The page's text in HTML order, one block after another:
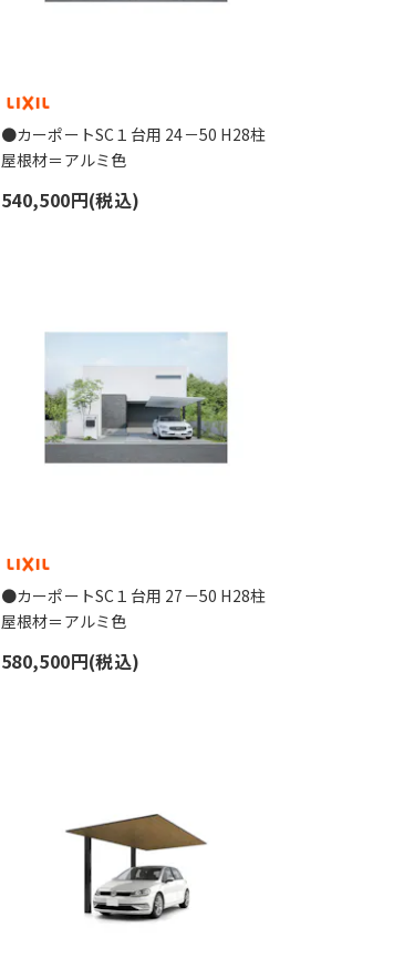
●カーポートSC１台用 24－50 H28柱
屋根材＝アルミ色
540,500円(税込)
●カーポートSC１台用 27－50 H28柱
屋根材＝アルミ色
580,500円(税込)